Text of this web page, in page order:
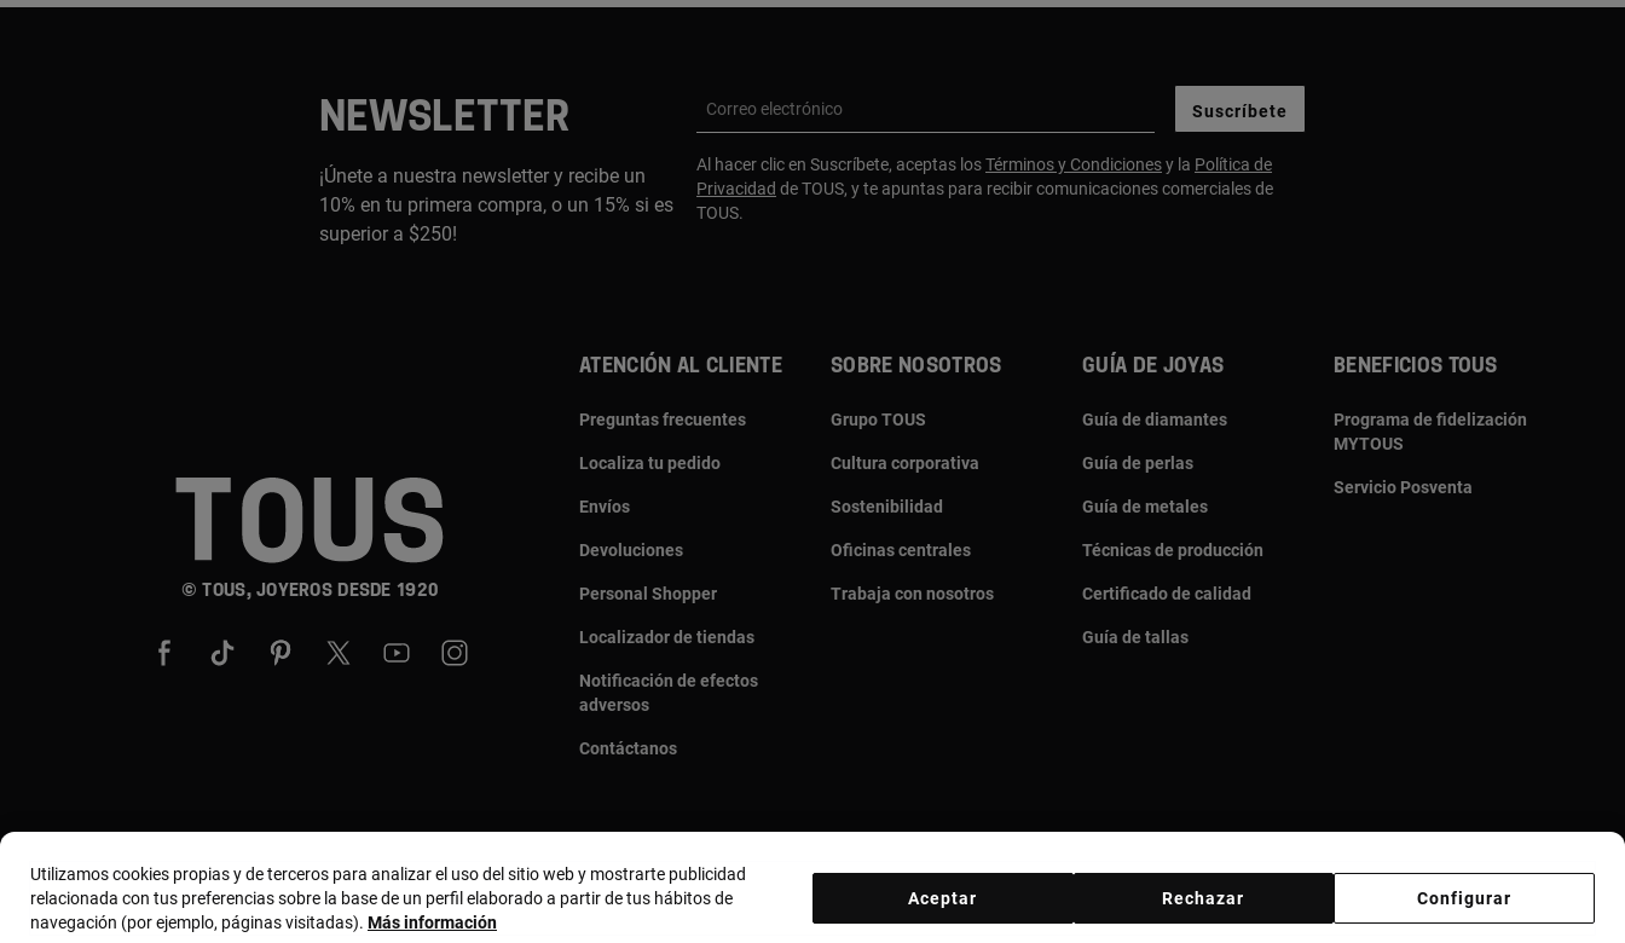
NEWSLETTER
¡Únete a nuestra newsletter y recibe un
10% en tu primera compra, o un 15% si es
superior a $250!
Correo electrónico Suscríbete
Al hacer clic en Suscríbete, aceptas losTérminos y Condicionesy la Política de
Privacidad de TOUS, y te apuntas para recibir comunicaciones comerciales de
TOUS.
© TOUS, JOYEROS DESDE 1920
ATENCIÓN AL CLIENTE
Preguntas frecuentes
Localiza tu pedido
Envíos
Devoluciones
Personal Shopper
Localizador de tiendas
Notificación de efectos
adversos
Contáctanos
SOBRE NOSOTROS
Grupo TOUS
Cultura corporativa
Sostenibilidad
Oficinas centrales
Trabaja con nosotros
GUÍA DE JOYAS
Guía de diamantes
Guía de perlas
Guía de metales
Técnicas de producción
Certificado de calidad
Guía de tallas
BENEFICIOS TOUS
Programa de fidelización
MYTOUS
Servicio Posventa
País y moneda: Puerto Rico / US Dollar
Utilizamos cookies propias y de terceros para analizar el uso del sitio web y mostrarte publicidad
relacionada con tus preferencias sobre la base de un perfil elaborado a partir de tus hábitos de
navegación (por ejemplo, páginas visitadas). Más información
Configurar
Rechazar
Aceptar